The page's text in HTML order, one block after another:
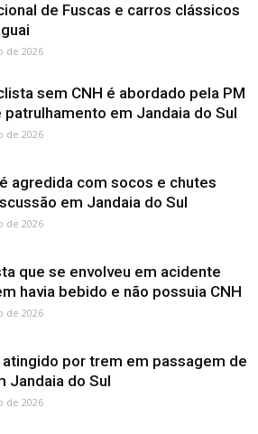
de Fuscas e carros clássicos
de 2026
sem CNH é abordado pela PM
patrulhamento em Jandaia do Sul
de 2026
agredida com socos e chutes
em Jandaia do Sul
de 2026
que se envolveu em acidente
havia bebido e não possuia CNH
de 2026
atingido por trem em passagem de
Jandaia do Sul
de 2026